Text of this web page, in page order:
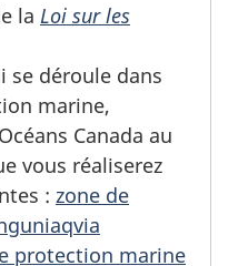
la Loi sur les
se déroule dans
marine,
Canada au
vous réaliserez
: zone de
protection marine